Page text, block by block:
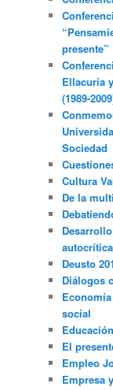
presente”
Ellacuria
(1989-
Sociedad
Cultura
De la
Deusto
Diálogos
social
El
Empleo
Empresa